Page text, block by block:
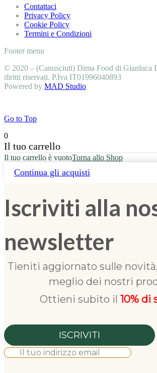
Contattaci
Privacy Policy
Cookie Policy
Termini e Condizioni
Footer menu
© 2020 – (Canusciuti) Dima Food di Gianluca
diritti riservati. P.Iva IT01996040893
Powered by MAD Studio
Go to Top
0
Il tuo carrello
Il tuo carrello è vuotoTorna allo Shop
Continua gli acquisti
Iscriviti alla
newsletter
Tieniti aggiornato sulle
meglio dei nostri
Ottieni subito il 10% di
ISCRIVITI